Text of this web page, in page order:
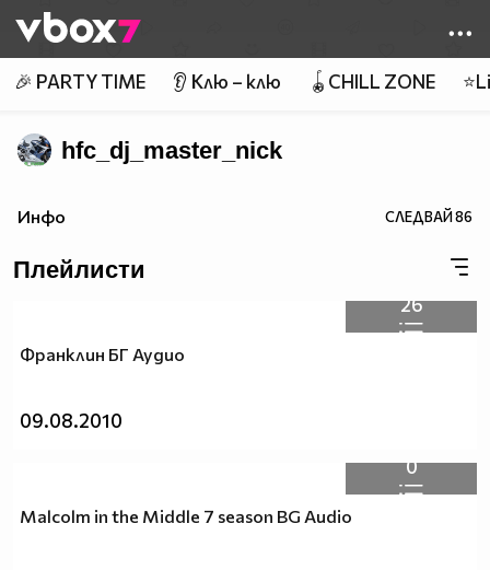
👾
🎉 PARTY TIME 👂 Клю – клю 🪀CHILL ZONE
hfc_dj_master_nick
Инфо СЛЕДВАЙ86
Плейлисти
26
Франклин БГ Аудио
09.08.2010
0
Malcolm in the Middle 7 season BG Audio